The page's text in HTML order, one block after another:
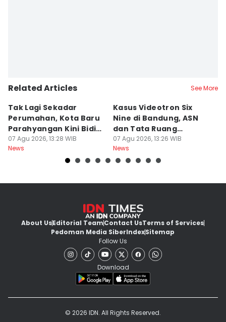
Related Articles See More
Tak Lagi Sekadar
Perumahan, Kota Baru
Parahyangan Kini Bidik
Wisatawan
07 Agu 2026, 13:28 WIB
News
Kasus Videotron Six
Nine di Bandung, ASN
dan Tata Ruang
Diperiksa
07 Agu 2026, 13:26 WIB
News
About UsEditorial TeamContact UsTerms of Services
Pedoman Media SiberIndexSitemap
Follow Us
Download
© 2026 IDN. All Rights Reserved.